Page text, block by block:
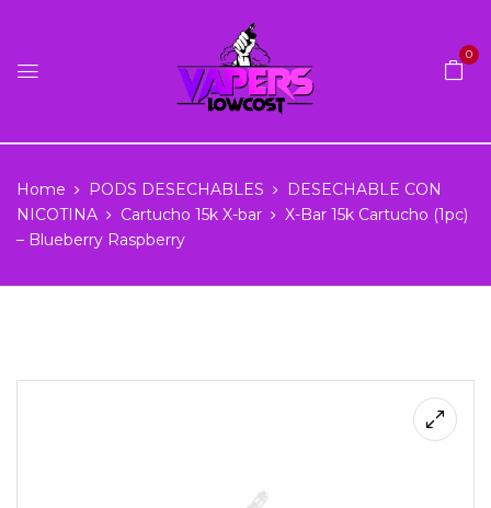
0
Home PODS DESECHABLES
DESECHABLE CON
NICOTINA
Cartucho 15k X-bar
X-Bar 15k Cartucho (1pc)
– Blueberry Raspberry